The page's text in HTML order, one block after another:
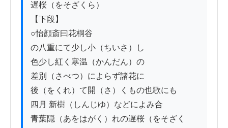
遅桜（をそざくら）
【下段】
○怡顔斎曰花桐谷
の八重にて少し小（ちいさ）し
色少し紅く寒温（かんだん）の
差別（さべつ）によらず諸花に
後（をくれ）て開（さ）くもの也歌にも
四月 新樹（しんじゆ）などによみ合
青葉隠（あをはがく）れの遅桜（をそざく